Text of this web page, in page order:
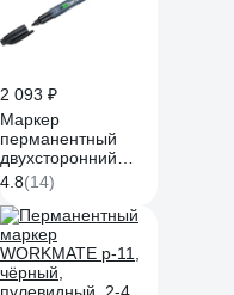
2 093 ₽
Маркер
перманентный
двухсторонний
Berlingo "Multiline
PE55" черный,
пулевидный,
0,5/1мм, 10 шт.
BMd_07101
4.8(14)